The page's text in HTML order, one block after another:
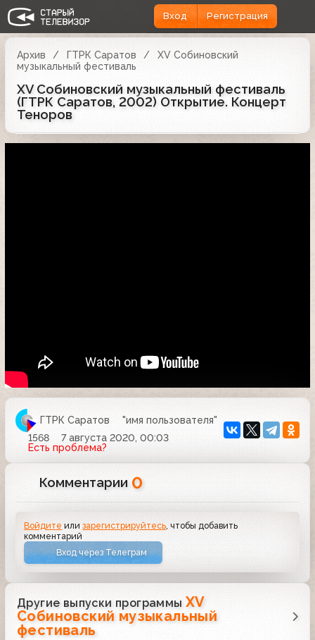
Вход Регистрация
Архив ГТРК Саратов
XV Собиновский
музыкальный фестиваль
XV Собиновский музыкальный фестиваль
(ГТРК Саратов, 2002) Открытие. Концерт
Теноров
ГТРК Саратов
"имя пользователя"
1568
7 августа 2020, 00:03
Есть проблема?
Комментарии 0
Войдите илизарегистрируйтесь , чтобы добавить
комментарий
Вход через Телеграм
Другие выпуски программы XV
Собиновский музыкальный
фестиваль